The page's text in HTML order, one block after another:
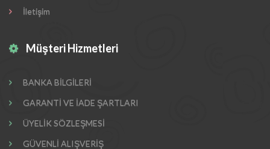
İletişim
Müşteri Hizmetleri
BANKA BİLGİLERİ
GARANTİ VE İADE ŞARTLARI
ÜYELİK SÖZLEŞMESİ
GÜVENLİ ALIŞVERİŞ